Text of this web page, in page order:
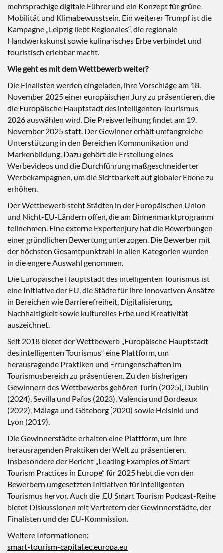
mehrsprachige digitale Führer und ein Konzept für grüne
Mobilität und Klimabewusstsein. Ein weiterer Trumpf ist die
Kampagne „Leipzig liebt Regionales“, die regionale
Handwerkskunst sowie kulinarisches Erbe verbindet und
touristisch erlebbar macht.
Wie geht es mit dem Wettbewerb weiter?
Die Finalisten werden eingeladen, ihre Vorschläge am 18.
November 2025 einer europäischen Jury zu präsentieren, die
die Europäische Hauptstadt des intelligenten Tourismus
2026 auswählen wird. Die Preisverleihung findet am 19.
November 2025 statt. Der Gewinner erhält umfangreiche
Unterstützung in den Bereichen Kommunikation und
Markenbildung. Dazu gehört die Erstellung eines
Werbevideos und die Durchführung maßgeschneiderter
Werbekampagnen, um die Sichtbarkeit auf globaler Ebene zu
erhöhen.
Der Wettbewerb steht Städten in der Europäischen Union
und Nicht-EU-Ländern offen, die am Binnenmarktprogramm
teilnehmen. Eine externe Expertenjury hat die Bewerbungen
einer gründlichen Bewertung unterzogen. Die Bewerber mit
der höchsten Gesamtpunktzahl in allen Kategorien wurden
in die engere Auswahl genommen.
Die Europäische Hauptstadt des intelligenten Tourismus ist
eine Initiative der EU, die Städte für ihre innovativen Ansätze
in Bereichen wie Barrierefreiheit, Digitalisierung,
Nachhaltigkeit sowie kulturelles Erbe und Kreativität
auszeichnet.
Seit 2018 bietet der Wettbewerb „Europäische Hauptstadt
des intelligenten Tourismus“ eine Plattform, um
herausragende Praktiken und Errungenschaften im
Tourismusbereich zu präsentieren. Zu den bisherigen
Gewinnern des Wettbewerbs gehören Turin (2025), Dublin
(2024), Sevilla und Pafos (2023), València und Bordeaux
(2022), Málaga und Göteborg (2020) sowie Helsinki und
Lyon (2019).
Die Gewinnerstädte erhalten eine Plattform, um ihre
herausragenden Praktiken der Welt zu präsentieren.
Insbesondere der Bericht „Leading Examples of Smart
Tourism Practices in Europe” für 2025 hebt die von den
Bewerbern umgesetzten Initiativen für intelligenten
Tourismus hervor. Auch die ‚EU Smart Tourism Podcast-Reihe
bietet Diskussionen mit Vertretern der Gewinnerstädte, der
Finalisten und der EU-Kommission.
Weitere Informationen:
smart-tourism-capital.ec.europa.eu